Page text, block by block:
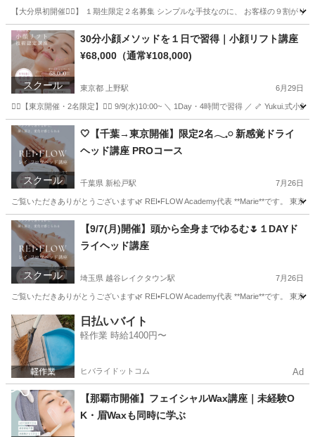
【大分県初開催❤️‍🔥】 １期生限定２名募集 シンプルな手技なのに、 お客様の９割が
大分 別府市 別府駅
スクール
30分小顔メソッドを１日で習得｜小顔リフト講座
¥68,000（通常¥108,000)
東京都 上野駅 6月29日
❤️‍🔥【東京開催・2名限定】❤️‍🔥 9/9(水)10:00~ ＼ 1Day・4時間で習得 ／ 🦴 Yukui.式小
東京 墨田区 上野駅 その他 小顔
スクール
🤍【千葉→東京開催】限定2名𓂃𓈒𓏸 新感覚ドライ
ヘッド講座 PROコース
千葉県 新松戸駅 7月26日
ご覧いただきありがとうございます🌿 REI•FLOW Academy代表 **Marie**です。 東
千葉 松戸市 新松戸駅 ヘッドスパ ヘッド
スクール
【9/7(月)開催】頭から全身までゆるむ🌷１DAYド
ライヘッド講座
埼玉県 越谷レイクタウン駅 7月26日
ご覧いただきありがとうございます🌿 REI•FLOW Academy代表 **Marie**です。 東
埼玉 川越市 越谷レイクタウン駅
日払いバイト
軽作業 時給1400円〜
ヒバライドットコム Ad
【那覇市開催】フェイシャルWax講座｜未経験O
K・眉Waxも同時に学ぶ